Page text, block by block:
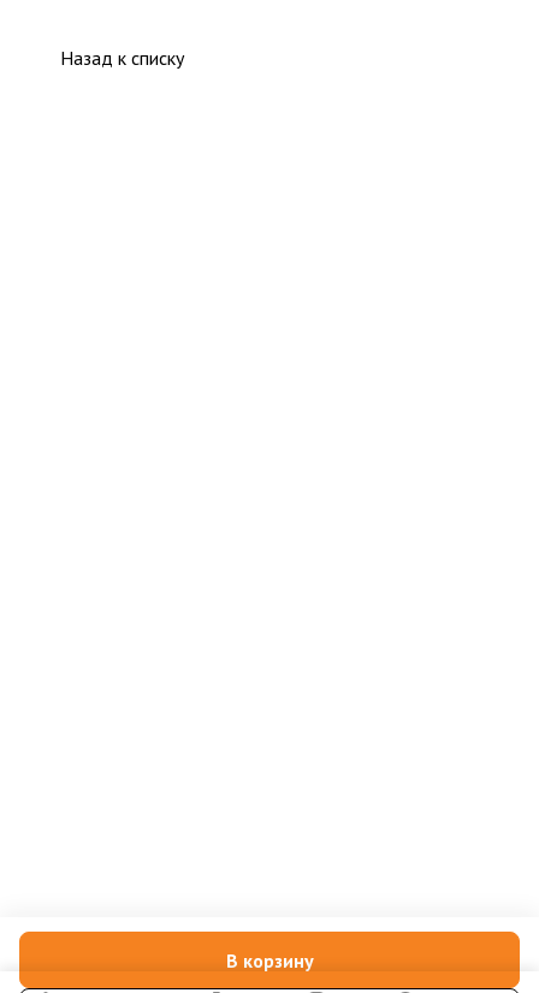
В корзину
Назад к списку